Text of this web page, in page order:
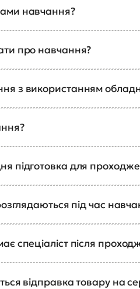
навчання?
про навчання?
з використанням
підготовка для
під час
спеціаліст після
відправка товару на